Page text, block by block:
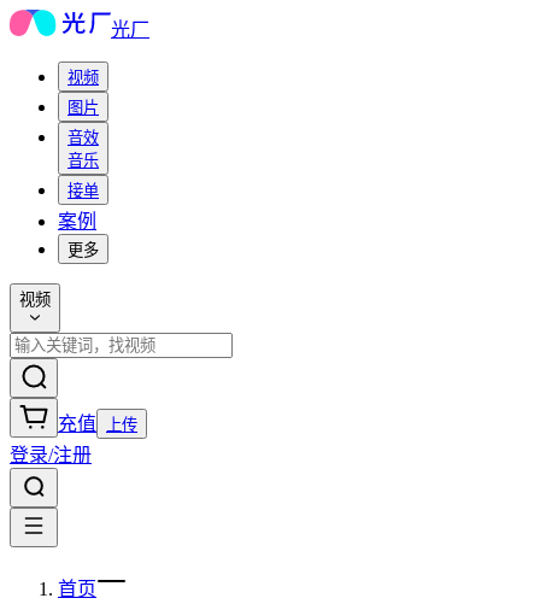
光厂
视频
图片
音效
音乐
接单
案例
更多
视频
充值 上传
登录/注册
首页